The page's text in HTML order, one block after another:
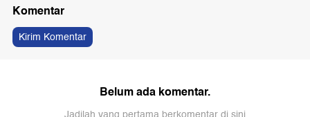
Komentar
Kirim Komentar
Belum ada komentar.